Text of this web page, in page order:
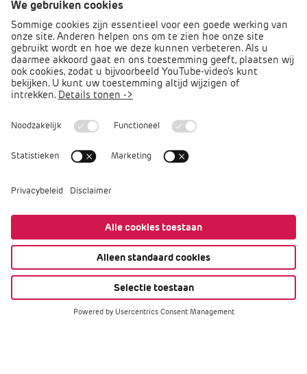
Direct naar
Podcast PO praat
Arbocatalogus PO
Arbomeester